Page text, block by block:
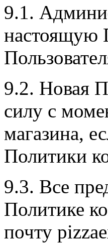
9.1.
настоящую
9.2. Новая
силу с
магазина,
Политики
9.3. Все
Политике
почту